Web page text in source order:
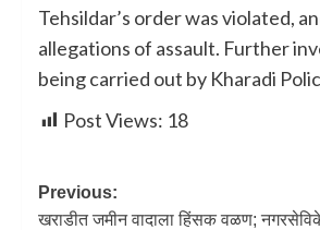
Tehsildar’s order was violated,
allegations of assault. Further
being carried out by Kharadi
Post Views: 18
Previous:
खराडीत जमीन वादाला हिंसक वळण;